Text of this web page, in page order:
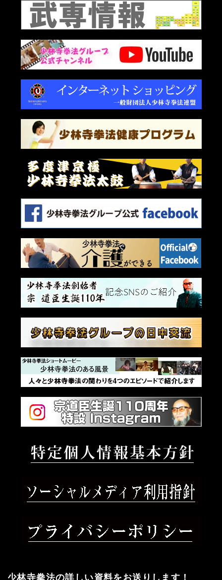
少林寺拳法の詳しい資料をお送りします！